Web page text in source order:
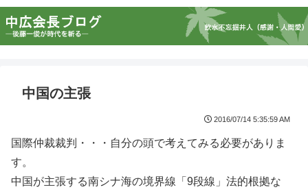
中国の主張
2016/07/14 5:35:59 AM
国際仲裁裁判・・・自分の頭で考えてみる必要がありま
す。
中国が主張する南シナ海の境界線「9段線」法的根拠な